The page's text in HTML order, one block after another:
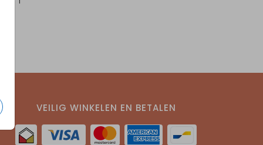
VEILIG WINKELEN EN BETALEN